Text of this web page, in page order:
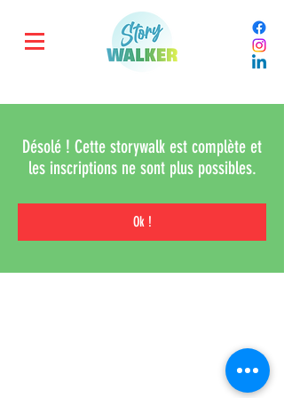
Désolé ! Cette storywalk est complète et
les inscriptions ne sont plus possibles.
Ok !